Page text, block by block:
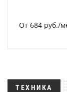
От 684 руб./
ТЕХНИКА